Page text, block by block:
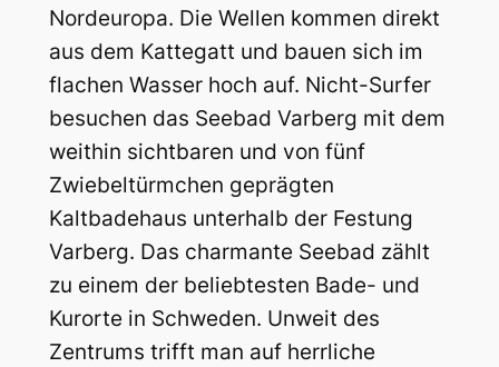
Nordeuropa. Die Wellen kommen direkt
aus dem Kattegatt und bauen sich im
flachen Wasser hoch auf. Nicht-Surfer
besuchen das Seebad Varberg mit dem
weithin sichtbaren und von fünf
Zwiebeltürmchen geprägten
Kaltbadehaus unterhalb der Festung
Varberg. Das charmante Seebad zählt
zu einem der beliebtesten Bade- und
Kurorte in Schweden. Unweit des
Zentrums trifft man auf herrliche